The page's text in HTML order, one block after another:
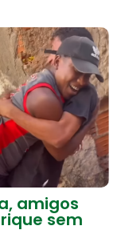
amigos
sem